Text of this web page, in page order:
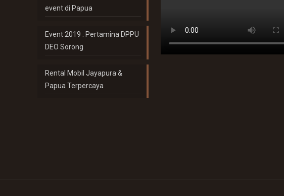
event di Papua
Event 2019 : Pertamina DPPU
DEO Sorong
Rental Mobil Jayapura &
Papua Terpercaya